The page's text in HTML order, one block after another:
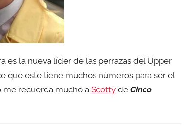
es la nueva líder de las perrazas del Upper
que este tiene muchos números para ser el
me recuerda mucho a Scotty de Cinco